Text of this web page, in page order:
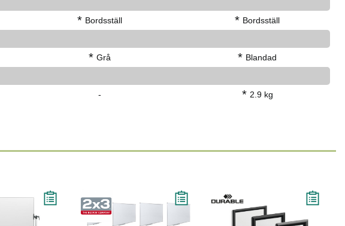
* Bordsställ * Bordsställ
* Grå * Blandad
- * 2.9 kg